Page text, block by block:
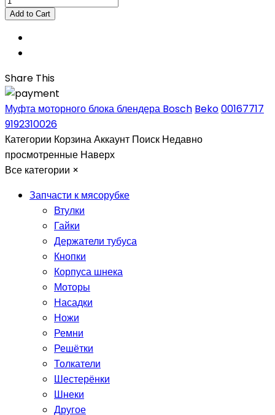
Share This
Муфта моторного блока блендера Bosch Beko00167717
9192310026
Категории КорзинаАккаунт Поиск Недавно
просмотренные Наверх
Все категории ×
Запчасти к мясорубке
Втулки
Гайки
Держатели тубуса
Кнопки
Корпуса шнека
Моторы
Насадки
Ножи
Ремни
Решётки
Толкатели
Шестерёнки
Шнеки
Другое